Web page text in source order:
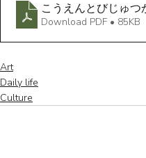
こうえんとびじゅつ
Download PDF • 85KB
Art
Daily life
Culture